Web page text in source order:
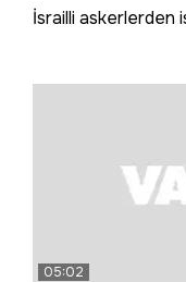
İsrailli askerlerden
05:02